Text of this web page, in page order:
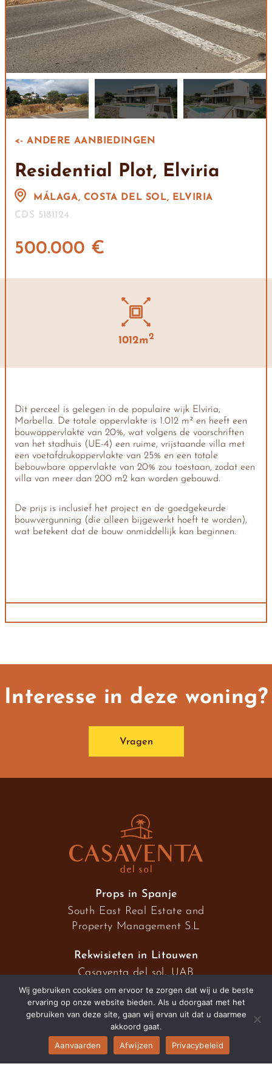
<- ANDERE AANBIEDINGEN
Residential Plot, Elviria
MÁLAGA, COSTA DEL SOL, ELVIRIA
CDS 5181124
500.000 €
1012m2
Dit perceel is gelegen in de populaire wijk Elviria,
Marbella. De totale oppervlakte is 1.012 m² en heeft een
bouwoppervlakte van 20%, wat volgens de voorschriften
van het stadhuis (UE-4) een ruime, vrijstaande villa met
een voetafdrukoppervlakte van 25% en een totale
bebouwbare oppervlakte van 20% zou toestaan, zodat een
villa van meer dan 200 m2 kan worden gebouwd.
De prijs is inclusief het project en de goedgekeurde
bouwvergunning (die alleen bijgewerkt hoeft te worden),
wat betekent dat de bouw onmiddellijk kan beginnen.
Interesse in deze woning?
Vragen
Props in Spanje
South East Real Estate and
Property Management S.L
Rekwisieten in Litouwen
Casaventa del sol, UAB
2026 © Casaventa del sol
Wij gebruiken cookies om ervoor te zorgen dat wij u de beste
ervaring op onze website bieden. Als u doorgaat met het
gebruiken van deze site, gaan wij ervan uit dat u daarmee
akkoord gaat.
Aanvaarden
Afwijzen Privacybeleid